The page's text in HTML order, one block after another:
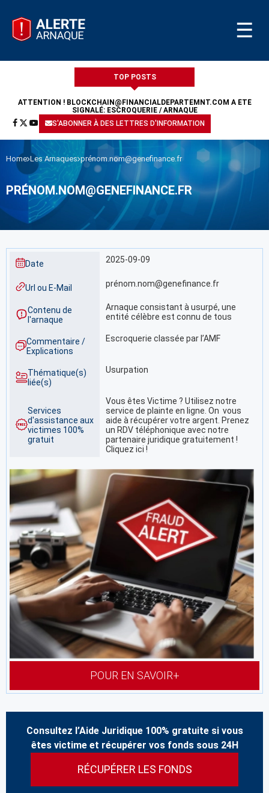
☰
TOP POSTS
ATTENTION ! BLOCKCHAIN@FINANCIALDEPARTEMNT.COM A ÉTÉ
SIGNALÉ: ESCROQUERIE / ARNAQUE
S'ABONNER À DES LETTRES D'INFORMATION
Home Les Arnaques prénom.nom@genefinance.fr
PRÉNOM.NOM@GENEFINANCE.FR
Date 2025-09-09
Url ou E-Mail prénom.nom@genefinance.fr
Contenu de
l'arnaque
Arnaque consistant à usurpé, une
entité célèbre est connu de tous
Commentaire /
Explications
Escroquerie classée par l’AMF
Thématique(s)
liée(s)
Usurpation
Services
d'assistance aux
victimes 100%
gratuit
Vous êtes Victime ? Utilisez notre
service de plainte en ligne. On vous
aide à récupérer votre argent. Prenez
un RDV téléphonique avec notre
partenaire juridique gratuitement !
Cliquez ici !
POUR EN SAVOIR+
Consultez l’Aide Juridique 100% gratuite si vous
êtes victime et récupérer vos fonds sous 24H
RÉCUPÉRER LES FONDS